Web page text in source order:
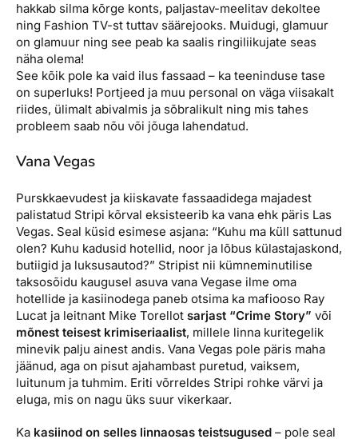
hakkab silma kõrge konts, paljastav-meelitav dekoltee
ning Fashion TV-st tuttav säärejooks. Muidugi, glamuur
on glamuur ning see peab ka saalis ringiliikujate seas
näha olema!
See kõik pole ka vaid ilus fassaad – ka teeninduse tase
on superluks! Portjeed ja muu personal on väga viisakalt
riides, ülimalt abivalmis ja sõbralikult ning mis tahes
probleem saab nõu või jõuga lahendatud.
Vana Vegas
Purskkaevudest ja kiiskavate fassaadidega majadest
palistatud Stripi kõrval eksisteerib ka vana ehk päris Las
Vegas. Seal küsid esimese asjana: “Kuhu ma küll sattunud
olen? Kuhu kadusid hotellid, noor ja lõbus külastajaskond,
butiigid ja luksusautod?” Stripist nii kümneminutilise
taksosõidu kaugusel asuva vana Vegase ilme oma
hotellide ja kasiinodega paneb otsima ka mafiooso Ray
Lucat ja leitnant Mike Torellot sarjast “Crime Story” või
mõnest teisest krimiseriaalist, millele linna kuritegelik
minevik palju ainest andis. Vana Vegas pole päris maha
jäänud, aga on pisut ajahambast puretud, vaiksem,
luitunum ja tuhmim. Eriti võrreldes Stripi rohke värvi ja
eluga, mis on nagu üks suur vikerkaar.
Ka kasiinod on selles linnaosas teistsugused – pole seal